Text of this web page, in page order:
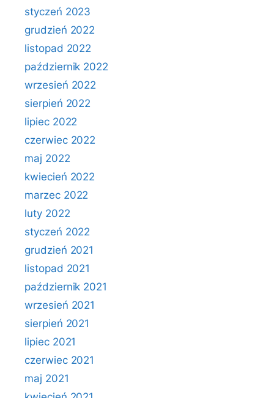
styczeń 2023
grudzień 2022
listopad 2022
październik 2022
wrzesień 2022
sierpień 2022
lipiec 2022
czerwiec 2022
maj 2022
kwiecień 2022
marzec 2022
luty 2022
styczeń 2022
grudzień 2021
listopad 2021
październik 2021
wrzesień 2021
sierpień 2021
lipiec 2021
czerwiec 2021
maj 2021